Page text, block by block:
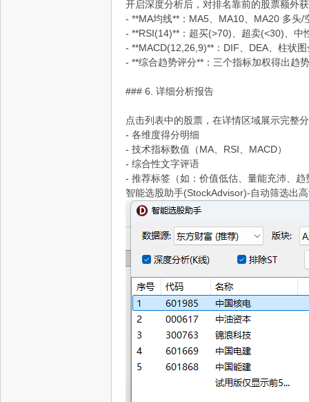
开启深度分析后，对排名靠前的股票额外
- **MA均线**：MA5、MA10、MA20 多头/
- **RSI(14)**：超买(>70)、超卖(<30)、中
- **MACD(12,26,9)**：DIF、DEA、柱状
- **综合趋势评分**：三个指标加权得出趋
### 6. 详细分析报告
点击列表中的股票，在详情区域展示完整
- 各维度得分明细
- 技术指标数值（MA、RSI、MACD）
- 综合性文字评语
- 推荐标签（如：价值低估、量能充沛、趋
智能选股助手(StockAdvisor)-自动筛选出